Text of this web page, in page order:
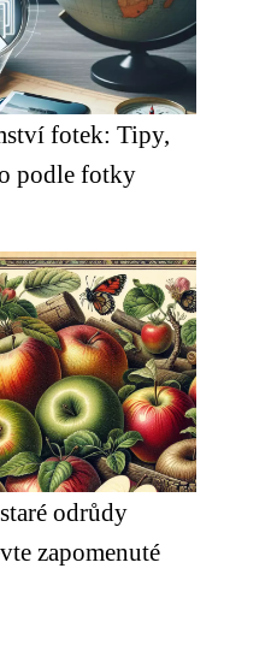
fotek: Tipy,
podle fotky
odrůdy
zapomenuté